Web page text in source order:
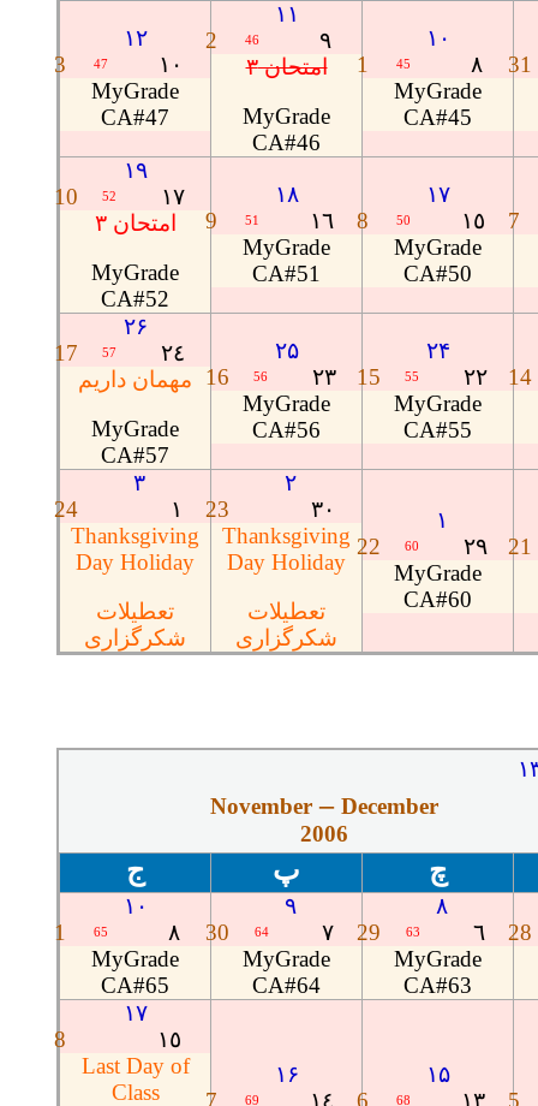
31
۱۰
٨
45
1
MyGrade
CA#45
۱۱
٩
46
2
امتحان ۳
MyGrade
CA#46
۱۲
١٠
47
3
MyGrade
CA#47
7
۱۷
١٥
50
8
MyGrade
CA#50
۱۸
١٦
51
9
MyGrade
CA#51
۱۹
١٧
52
10
امتحان ۳
MyGrade
CA#52
14
۲۴
٢٢
55
15
MyGrade
CA#55
۲۵
٢٣
56
16
MyGrade
CA#56
۲۶
٢٤
57
17
مهمان داریم
MyGrade
CA#57
21
۱
٢٩
60
22
MyGrade
CA#60
۲
٣٠
23
Thanksgiving
Day Holiday
تعطیلات
شکرگزاری
۳
١
24
Thanksgiving
Day Holiday
تعطیلات
شکرگزاری
November– December
2006
چ پ ج
28
۸
٦
63
29
MyGrade
CA#63
۹
٧
64
30
MyGrade
CA#64
۱۰
٨
65
1
MyGrade
CA#65
5
۱۵
١٣
68
6
۱۶
١٤
69
7
۱۷
١٥
8
Last Day of
Class